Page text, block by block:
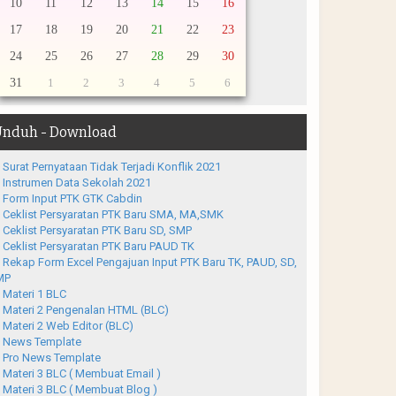
10
11 12 13 14 15
16
17
18 19 20 21 22
23
24
25 26 27 28 29
30
31
1 2 3 4 5 6
- Download
Surat Pernyataan Tidak Terjadi Konflik 2021
Instrumen Data Sekolah 2021
Form Input PTK GTK Cabdin
Ceklist Persyaratan PTK Baru SMA, MA,SMK
Ceklist Persyaratan PTK Baru SD, SMP
Ceklist Persyaratan PTK Baru PAUD TK
Rekap Form Excel Pengajuan Input PTK Baru TK, PAUD, SD,
Materi 1 BLC
Materi 2 Pengenalan HTML (BLC)
Materi 2 Web Editor (BLC)
News Template
Pro News Template
Materi 3 BLC ( Membuat Email )
Materi 3 BLC ( Membuat Blog )